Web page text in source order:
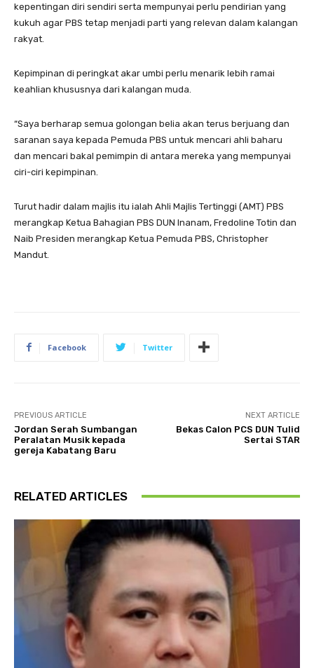
kepentingan diri sendiri serta mempunyai perlu pendirian yang
kukuh agar PBS tetap menjadi parti yang relevan dalam kalangan
rakyat.
Kepimpinan di peringkat akar umbi perlu menarik lebih ramai
keahlian khususnya dari kalangan muda.
“Saya berharap semua golongan belia akan terus berjuang dan
saranan saya kepada Pemuda PBS untuk mencari ahli baharu
dan mencari bakal pemimpin di antara mereka yang mempunyai
ciri-ciri kepimpinan.
Turut hadir dalam majlis itu ialah Ahli Majlis Tertinggi (AMT) PBS
merangkap Ketua Bahagian PBS DUN Inanam, Fredoline Totin dan
Naib Presiden merangkap Ketua Pemuda PBS, Christopher
Mandut.
Facebook Twitter
PREVIOUS ARTICLE
Jordan Serah Sumbangan
Peralatan Musik kepada
gereja Kabatang Baru
NEXT ARTICLE
Bekas Calon PCS DUN Tulid
Sertai STAR
RELATED ARTICLES